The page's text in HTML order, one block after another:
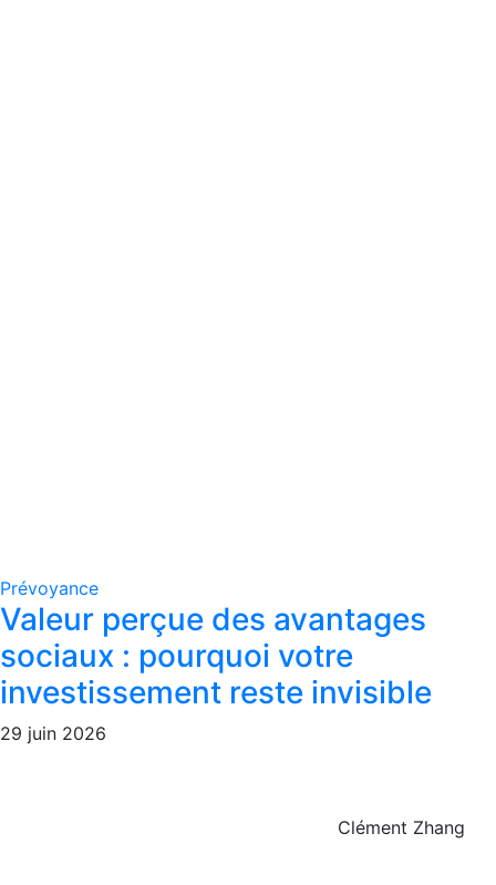
Prévoyance
Valeur perçue des avantages
sociaux : pourquoi votre
investissement reste invisible
29 juin 2026
Clément Zhang